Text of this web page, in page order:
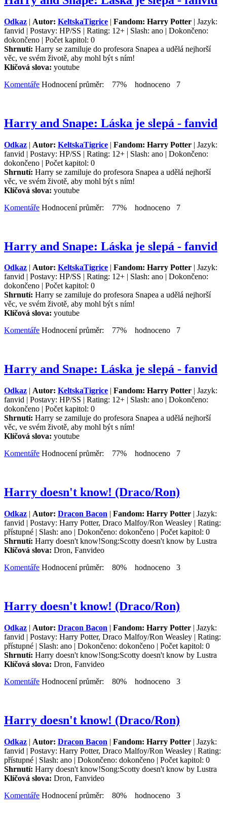
Odkaz | Autor: KeltskaTigrice | Fandom: Harry Potter | Jazyk:
fanvid | Postavy: HP/SS | Rating: 12+ | Slash: ano | Dokončeno:
dokončeno | Počet kapitol: 0
Shrnutí: Harry se zamiluje do profesora Snapea a udělá nejhorší
věc, ve svém životě, aby mohl být s ním!
Klíčová slova: youtube
Komentáře Hodnocení průměr: 77% hodnoceno 7
Harry and Snape: Láska je slepá - fanvid
Odkaz | Autor: KeltskaTigrice | Fandom: Harry Potter | Jazyk:
fanvid | Postavy: HP/SS | Rating: 12+ | Slash: ano | Dokončeno:
dokončeno | Počet kapitol: 0
Shrnutí: Harry se zamiluje do profesora Snapea a udělá nejhorší
věc, ve svém životě, aby mohl být s ním!
Klíčová slova: youtube
Komentáře Hodnocení průměr: 77% hodnoceno 7
Harry and Snape: Láska je slepá - fanvid
Odkaz | Autor: KeltskaTigrice | Fandom: Harry Potter | Jazyk:
fanvid | Postavy: HP/SS | Rating: 12+ | Slash: ano | Dokončeno:
dokončeno | Počet kapitol: 0
Shrnutí: Harry se zamiluje do profesora Snapea a udělá nejhorší
věc, ve svém životě, aby mohl být s ním!
Klíčová slova: youtube
Komentáře Hodnocení průměr: 77% hodnoceno 7
Harry and Snape: Láska je slepá - fanvid
Odkaz | Autor: KeltskaTigrice | Fandom: Harry Potter | Jazyk:
fanvid | Postavy: HP/SS | Rating: 12+ | Slash: ano | Dokončeno:
dokončeno | Počet kapitol: 0
Shrnutí: Harry se zamiluje do profesora Snapea a udělá nejhorší
věc, ve svém životě, aby mohl být s ním!
Klíčová slova: youtube
Komentáře Hodnocení průměr: 77% hodnoceno 7
Harry doesn't know! (Draco/Ron)
Odkaz | Autor: Dracon Bacon | Fandom: Harry Potter | Jazyk:
fanvid | Postavy: Harry Potter, Draco Malfoy/Ron Weasley | Rating:
přístupné | Slash: ano | Dokončeno: dokončeno | Počet kapitol: 0
Shrnutí: Harry doesn't know!Song:Scotty doesn't know by Lustra
Klíčová slova: Dron, Fanvideo
Komentáře Hodnocení průměr: 80% hodnoceno 3
Harry doesn't know! (Draco/Ron)
Odkaz | Autor: Dracon Bacon | Fandom: Harry Potter | Jazyk:
fanvid | Postavy: Harry Potter, Draco Malfoy/Ron Weasley | Rating:
přístupné | Slash: ano | Dokončeno: dokončeno | Počet kapitol: 0
Shrnutí: Harry doesn't know!Song:Scotty doesn't know by Lustra
Klíčová slova: Dron, Fanvideo
Komentáře Hodnocení průměr: 80% hodnoceno 3
Harry doesn't know! (Draco/Ron)
Odkaz | Autor: Dracon Bacon | Fandom: Harry Potter | Jazyk:
fanvid | Postavy: Harry Potter, Draco Malfoy/Ron Weasley | Rating:
přístupné | Slash: ano | Dokončeno: dokončeno | Počet kapitol: 0
Shrnutí: Harry doesn't know!Song:Scotty doesn't know by Lustra
Klíčová slova: Dron, Fanvideo
Komentáře Hodnocení průměr: 80% hodnoceno 3